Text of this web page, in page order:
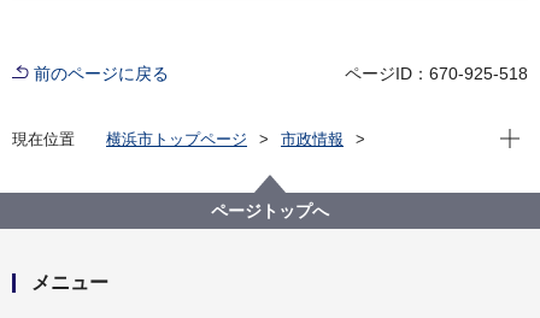
前のページに戻る ページID：670-925-518
現在位置 横浜市トップページ
市政情報
「上菅田町市民の森」が２月27日に開園します ～緑の
保全とインクルーシブな視点を両立した森が保土ケ谷
現在
ページトップへ
メニュー